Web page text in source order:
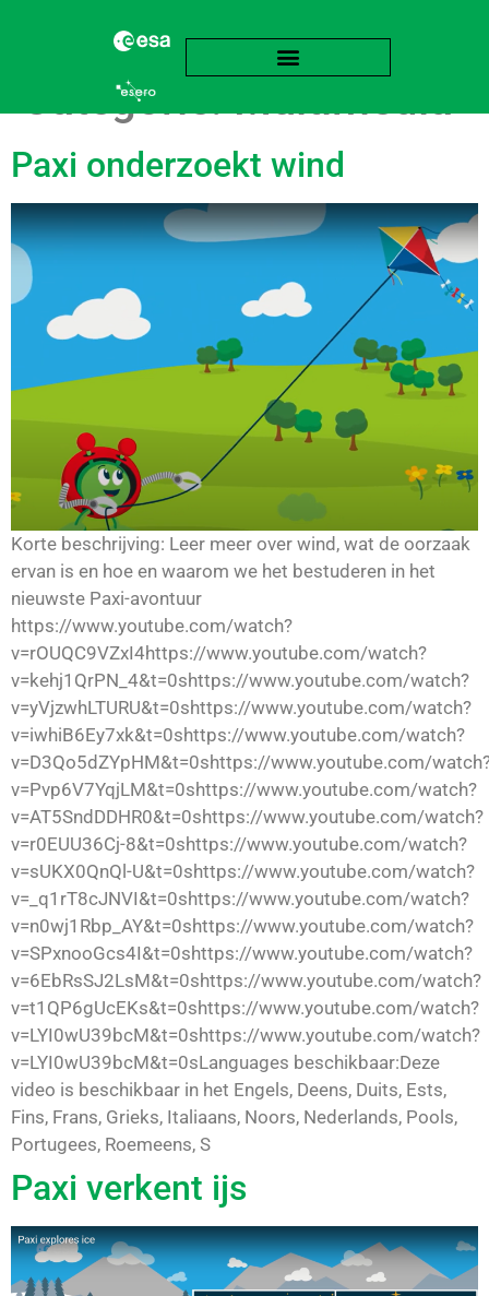
Categorie:Multimedia
Paxi onderzoekt wind
Korte beschrijving: Leer meer over wind, wat de oorzaak
ervan is en hoe en waarom we het bestuderen in het
nieuwste Paxi-avontuur
https://www.youtube.com/watch?
v=rOUQC9VZxI4https://www.youtube.com/watch?
v=kehj1QrPN_4&t=0shttps://www.youtube.com/watch?
v=yVjzwhLTURU&t=0shttps://www.youtube.com/watch?
v=iwhiB6Ey7xk&t=0shttps://www.youtube.com/watch?
v=D3Qo5dZYpHM&t=0shttps://www.youtube.com/
v=Pvp6V7YqjLM&t=0shttps://www.youtube.com/watch?
v=AT5SndDDHR0&t=0shttps://www.youtube.com/watch?
v=r0EUU36Cj-8&t=0shttps://www.youtube.com/watch?
v=sUKX0QnQl-U&t=0shttps://www.youtube.com/watch?
v=_q1rT8cJNVI&t=0shttps://www.youtube.com/watch?
v=n0wj1Rbp_AY&t=0shttps://www.youtube.com/watch?
v=SPxnooGcs4I&t=0shttps://www.youtube.com/watch?
v=6EbRsSJ2LsM&t=0shttps://www.youtube.com/watch?
v=t1QP6gUcEKs&t=0shttps://www.youtube.com/watch?
v=LYI0wU39bcM&t=0shttps://www.youtube.com/watch?
v=LYI0wU39bcM&t=0sLanguages beschikbaar:Deze
video is beschikbaar in het Engels, Deens, Duits, Ests,
Fins, Frans, Grieks, Italiaans, Noors, Nederlands, Pools,
Portugees, Roemeens, S
Paxi verkent ijs